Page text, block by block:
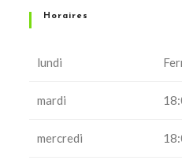
Horaires
lundi
mardi
mercredi